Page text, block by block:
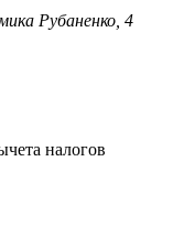
Рубаненко, 4
налогов